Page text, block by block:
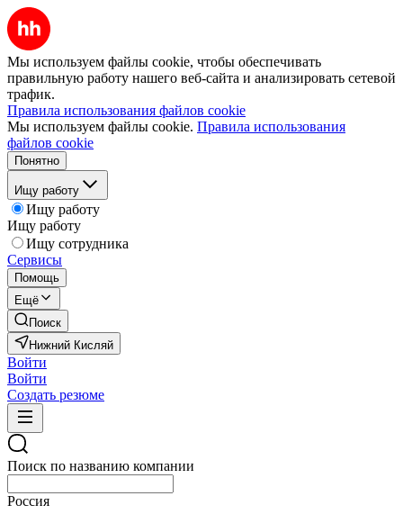
Мы используем файлы cookie, чтобы обеспечивать
правильную работу нашего веб-сайта и анализировать сетевой
трафик.
Правила использования файлов cookie
Мы используем файлы cookie. Правила использования
файлов cookie
Понятно
Ищу работу
Ищу работу
Ищу работу
Ищу сотрудника
Сервисы
Помощь
Ещё
Поиск
Нижний Кисляй
Войти
Войти
Создать резюме
Поиск по названию компании
Россия